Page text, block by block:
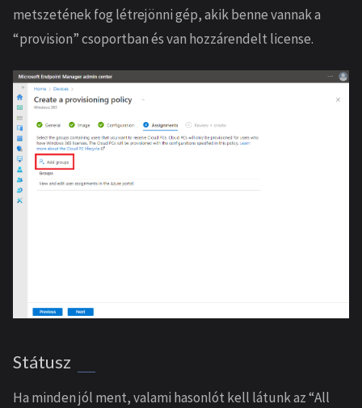
metszetének fog létrejönni gép, akik benne vannak a
“provision” csoportban és van hozzárendelt license.
Státusz
Ha minden jól ment, valami hasonlót kell látunk az “All